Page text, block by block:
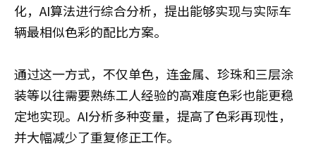
化，AI算法进行综合分析，提出能够实现与实际车
辆最相似色彩的配比方案。
通过这一方式，不仅单色，连金属、珍珠和三层涂
装等以往需要熟练工人经验的高难度色彩也能更稳
定地实现。AI分析多种变量，提高了色彩再现性，
并大幅减少了重复修正工作。